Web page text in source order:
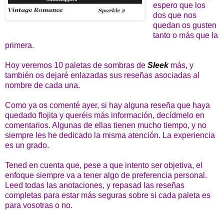
espero que los
dos que nos
quedan os gusten
tanto o más que la
primera.
Hoy veremos 10 paletas de sombras de Sleek más, y
también os dejaré enlazadas sus reseñas asociadas al
nombre de cada una.
Como ya os comenté ayer, si hay alguna reseña que haya
quedado flojita y queréis más información, decídmelo en
comentarios. Algunas de ellas tienen mucho tiempo, y no
siempre les he dedicado la misma atención. La experiencia
es un grado.
Tened en cuenta que, pese a que intento ser objetiva, el
enfoque siempre va a tener algo de preferencia personal.
Leed todas las anotaciones, y repasad las reseñas
completas para estar más seguras sobre si cada paleta es
para vosotras o no.